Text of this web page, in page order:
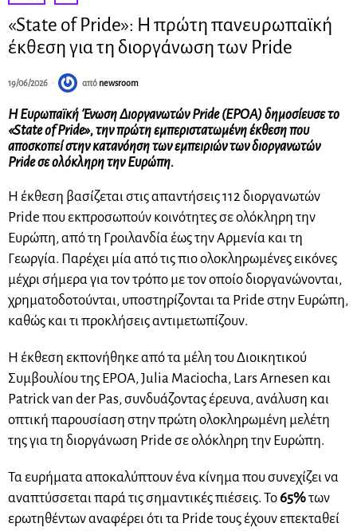
«State of Pride»: Η πρώτη πανευρωπαϊκή
έκθεση για τη διοργάνωση των Pride
19/06/2026 από newsroom
Η Ευρωπαϊκή Ένωση Διοργανωτών Pride (EPOA) δημοσίευσε το
«State of Pride», την πρώτη εμπεριστατωμένη έκθεση που
αποσκοπεί στην κατανόηση των εμπειριών των διοργανωτών
Pride σε ολόκληρη την Ευρώπη.
Η έκθεση βασίζεται στις απαντήσεις 112 διοργανωτών
Pride που εκπροσωπούν κοινότητες σε ολόκληρη την
Ευρώπη, από τη Γροιλανδία έως την Αρμενία και τη
Γεωργία. Παρέχει μία από τις πιο ολοκληρωμένες εικόνες
μέχρι σήμερα για τον τρόπο με τον οποίο διοργανώνονται,
χρηματοδοτούνται, υποστηρίζονται τα Pride στην Ευρώπη,
καθώς και τι προκλήσεις αντιμετωπίζουν.
Η έκθεση εκπονήθηκε από τα μέλη του Διοικητικού
Συμβουλίου της EPOA, Julia Maciocha, Lars Arnesen και
Patrick van der Pas, συνδυάζοντας έρευνα, ανάλυση και
οπτική παρουσίαση στην πρώτη ολοκληρωμένη μελέτη
της για τη διοργάνωση Pride σε ολόκληρη την Ευρώπη.
Τα ευρήματα αποκαλύπτουν ένα κίνημα που συνεχίζει να
αναπτύσσεται παρά τις σημαντικές πιέσεις. Το65%των
ερωτηθέντων αναφέρει ότι τα Pride τους έχουν επεκταθεί